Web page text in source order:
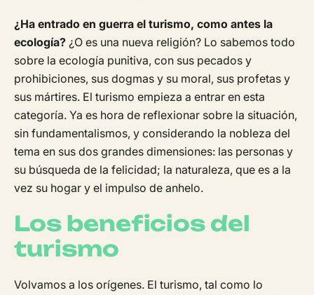
¿Ha entrado en guerra el turismo, como antes la
ecología? ¿O es una nueva religión? Lo sabemos todo
sobre la ecología punitiva, con sus pecados y
prohibiciones, sus dogmas y su moral, sus profetas y
sus mártires. El turismo empieza a entrar en esta
categoría. Ya es hora de reflexionar sobre la situación,
sin fundamentalismos, y considerando la nobleza del
tema en sus dos grandes dimensiones: las personas y
su búsqueda de la felicidad; la naturaleza, que es a la
vez su hogar y el impulso de anhelo.
Los beneficios del
turismo
Volvamos a los orígenes. El turismo, tal como lo